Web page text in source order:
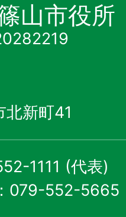
山市役所
北新町41
1111 (代表)
079-552-5665